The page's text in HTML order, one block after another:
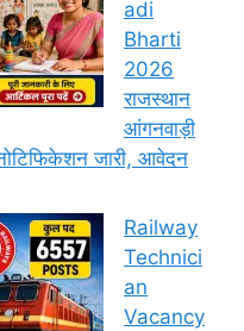
adi
Bharti
2026
राजस्थान
आंगनवाड़ी
जारी, आवेदन
Railway
Technici
an
Vacancy